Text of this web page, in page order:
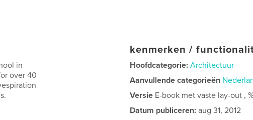
in
over 40
kenmerken /
Hoofdcategorie: Architectuur
Aanvullende categorieën
Versie E-book met vaste lay-out ,
Datum publiceren: aug 31, 2012